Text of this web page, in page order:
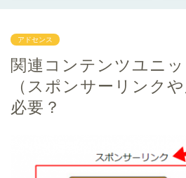
アドセンス
関連コンテンツユニ
（スポンサーリンク
必要？